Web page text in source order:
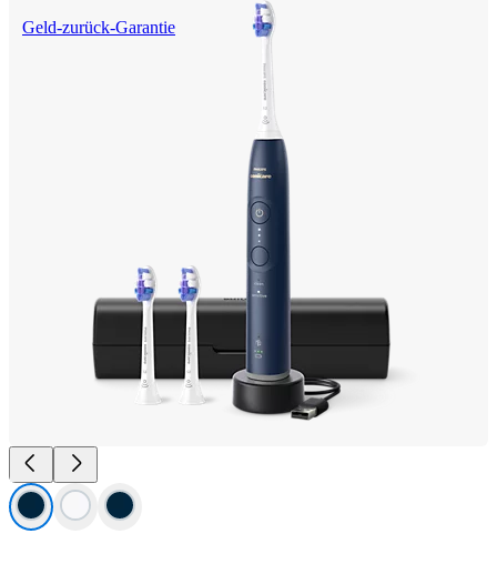
Geld-zurück-Garantie